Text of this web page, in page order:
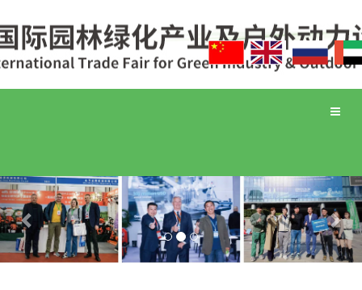
Toggle
Previous